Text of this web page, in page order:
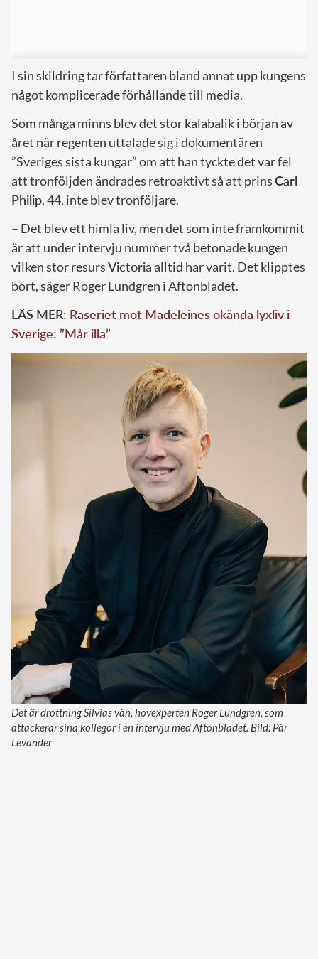
I sin skildring tar författaren bland annat upp kungens
något komplicerade förhållande till media.
Som många minns blev det stor kalabalik i början av
året när regenten uttalade sig i dokumentären
”Sveriges sista kungar” om att han tyckte det var fel
att tronföljden ändrades retroaktivt så att prinsCarl
Philip, 44, inte blev tronföljare.
– Det blev ett himla liv, men det som inte framkommit
är att under intervju nummer två betonade kungen
vilken stor resursVictoria alltid har varit. Det klipptes
bort, säger Roger Lundgren i Aftonbladet.
LÄS MER: Raseriet mot Madeleines okända lyxliv i
Sverige: ”Mår illa”
Det är drottning Silvias vän, hovexperten Roger Lundgren, som
attackerar sina kollegor i en intervju med Aftonbladet. Bild: Pär
Levander